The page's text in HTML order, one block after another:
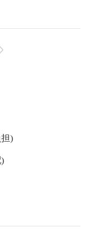
因になります。
発生する場合が
のメッセージ欄
)